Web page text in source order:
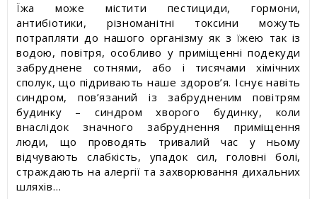
Їжа може містити пестициди, гормони,
антибіотики, різноманітні токсини можуть
потрапляти до нашого організму як з їжею так із
водою, повітря, особливо у приміщенні подекуди
забруднене сотнями, або і тисячами хімічних
сполук, що підривають наше здоров’я. Існує навіть
синдром, пов’язаний із забрудненим повітрям
будинку – синдром хворого будинку, коли
внаслідок значного забруднення приміщення
люди, що проводять тривалий час у ньому
відчувають слабкість, упадок сил, головні болі,
страждають на алергії та захворювання дихальних
шляхів…